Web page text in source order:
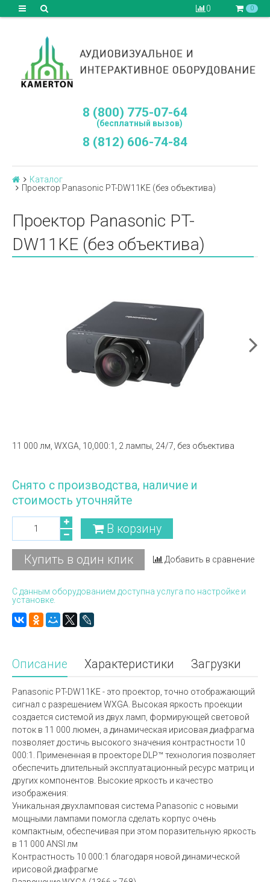
0 0
8 (800) 775-07-64
(бесплатный вызов)
8 (812) 606-74-84
Каталог
Проектор Panasonic PT-DW11KE (без объектива)
Проектор Panasonic PT-
DW11KE (без объектива)
11 000 лм, WXGA, 10,000:1, 2 лампы, 24/7, без объектива
Снято с производства, наличие и
стоимость уточняйте
В корзину
Купить в один клик Добавить в сравнение
С данным оборудованием доступна услуга по настройке и
установке.
Описание Характеристики Загрузки
Panasonic PT-DW11KE - это проектор, точно отображающий
сигнал с разрешением WXGA. Высокая яркость проекции
создается системой из двух ламп, формирующей световой
поток в 11 000 люмен, а динамическая ирисовая диафрагма
позволяет достичь высокого значения контрастности 10
000:1. Примененная в проекторе DLP™ технология позволяет
обеспечить длительный эксплуатационный ресурс матриц и
других компонентов. Высокие яркость и качество
изображения:
Уникальная двухламповая система Panasonic с новыми
мощными лампами помогла сделать корпус очень
компактным, обеспечивая при этом поразительную яркость
в 11 000 ANSI лм
Контрастность 10 000:1 благодаря новой динамической
ирисовой диафрагме